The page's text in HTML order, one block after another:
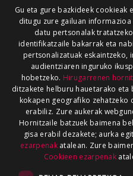
Gu eta gure bazkideek cookieak
ditugu zure gailuan
datu pertsonalak
identifikatzaile bakarrak eta
pertsonalizatuak eskaintzeko,
audientziaren inguruko
hobetzeko. Hirugarrenen
ditzakete helburu hauetarako
kokapen geografiko zehatzeko
erabiliz. Zure aukerak
Hornitzaile batzuek baimena
gisa erabil dezakete; aurka
ezarpenakatalean. Zure
Cookieen ezarpenak